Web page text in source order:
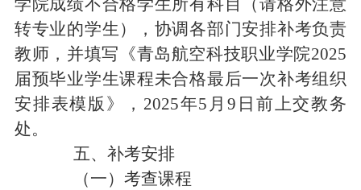
学院成绩不合格学生所有科目（请格外注意
转专业的学生），协调各部门安排补考负责
教师，并填写《青岛航空科技职业学院2025
届预毕业学生课程未合格最后一次补考组织
安排表模版 》， 2025年5月9日前上交教务
处。
五、补考安排
（一）考查课程